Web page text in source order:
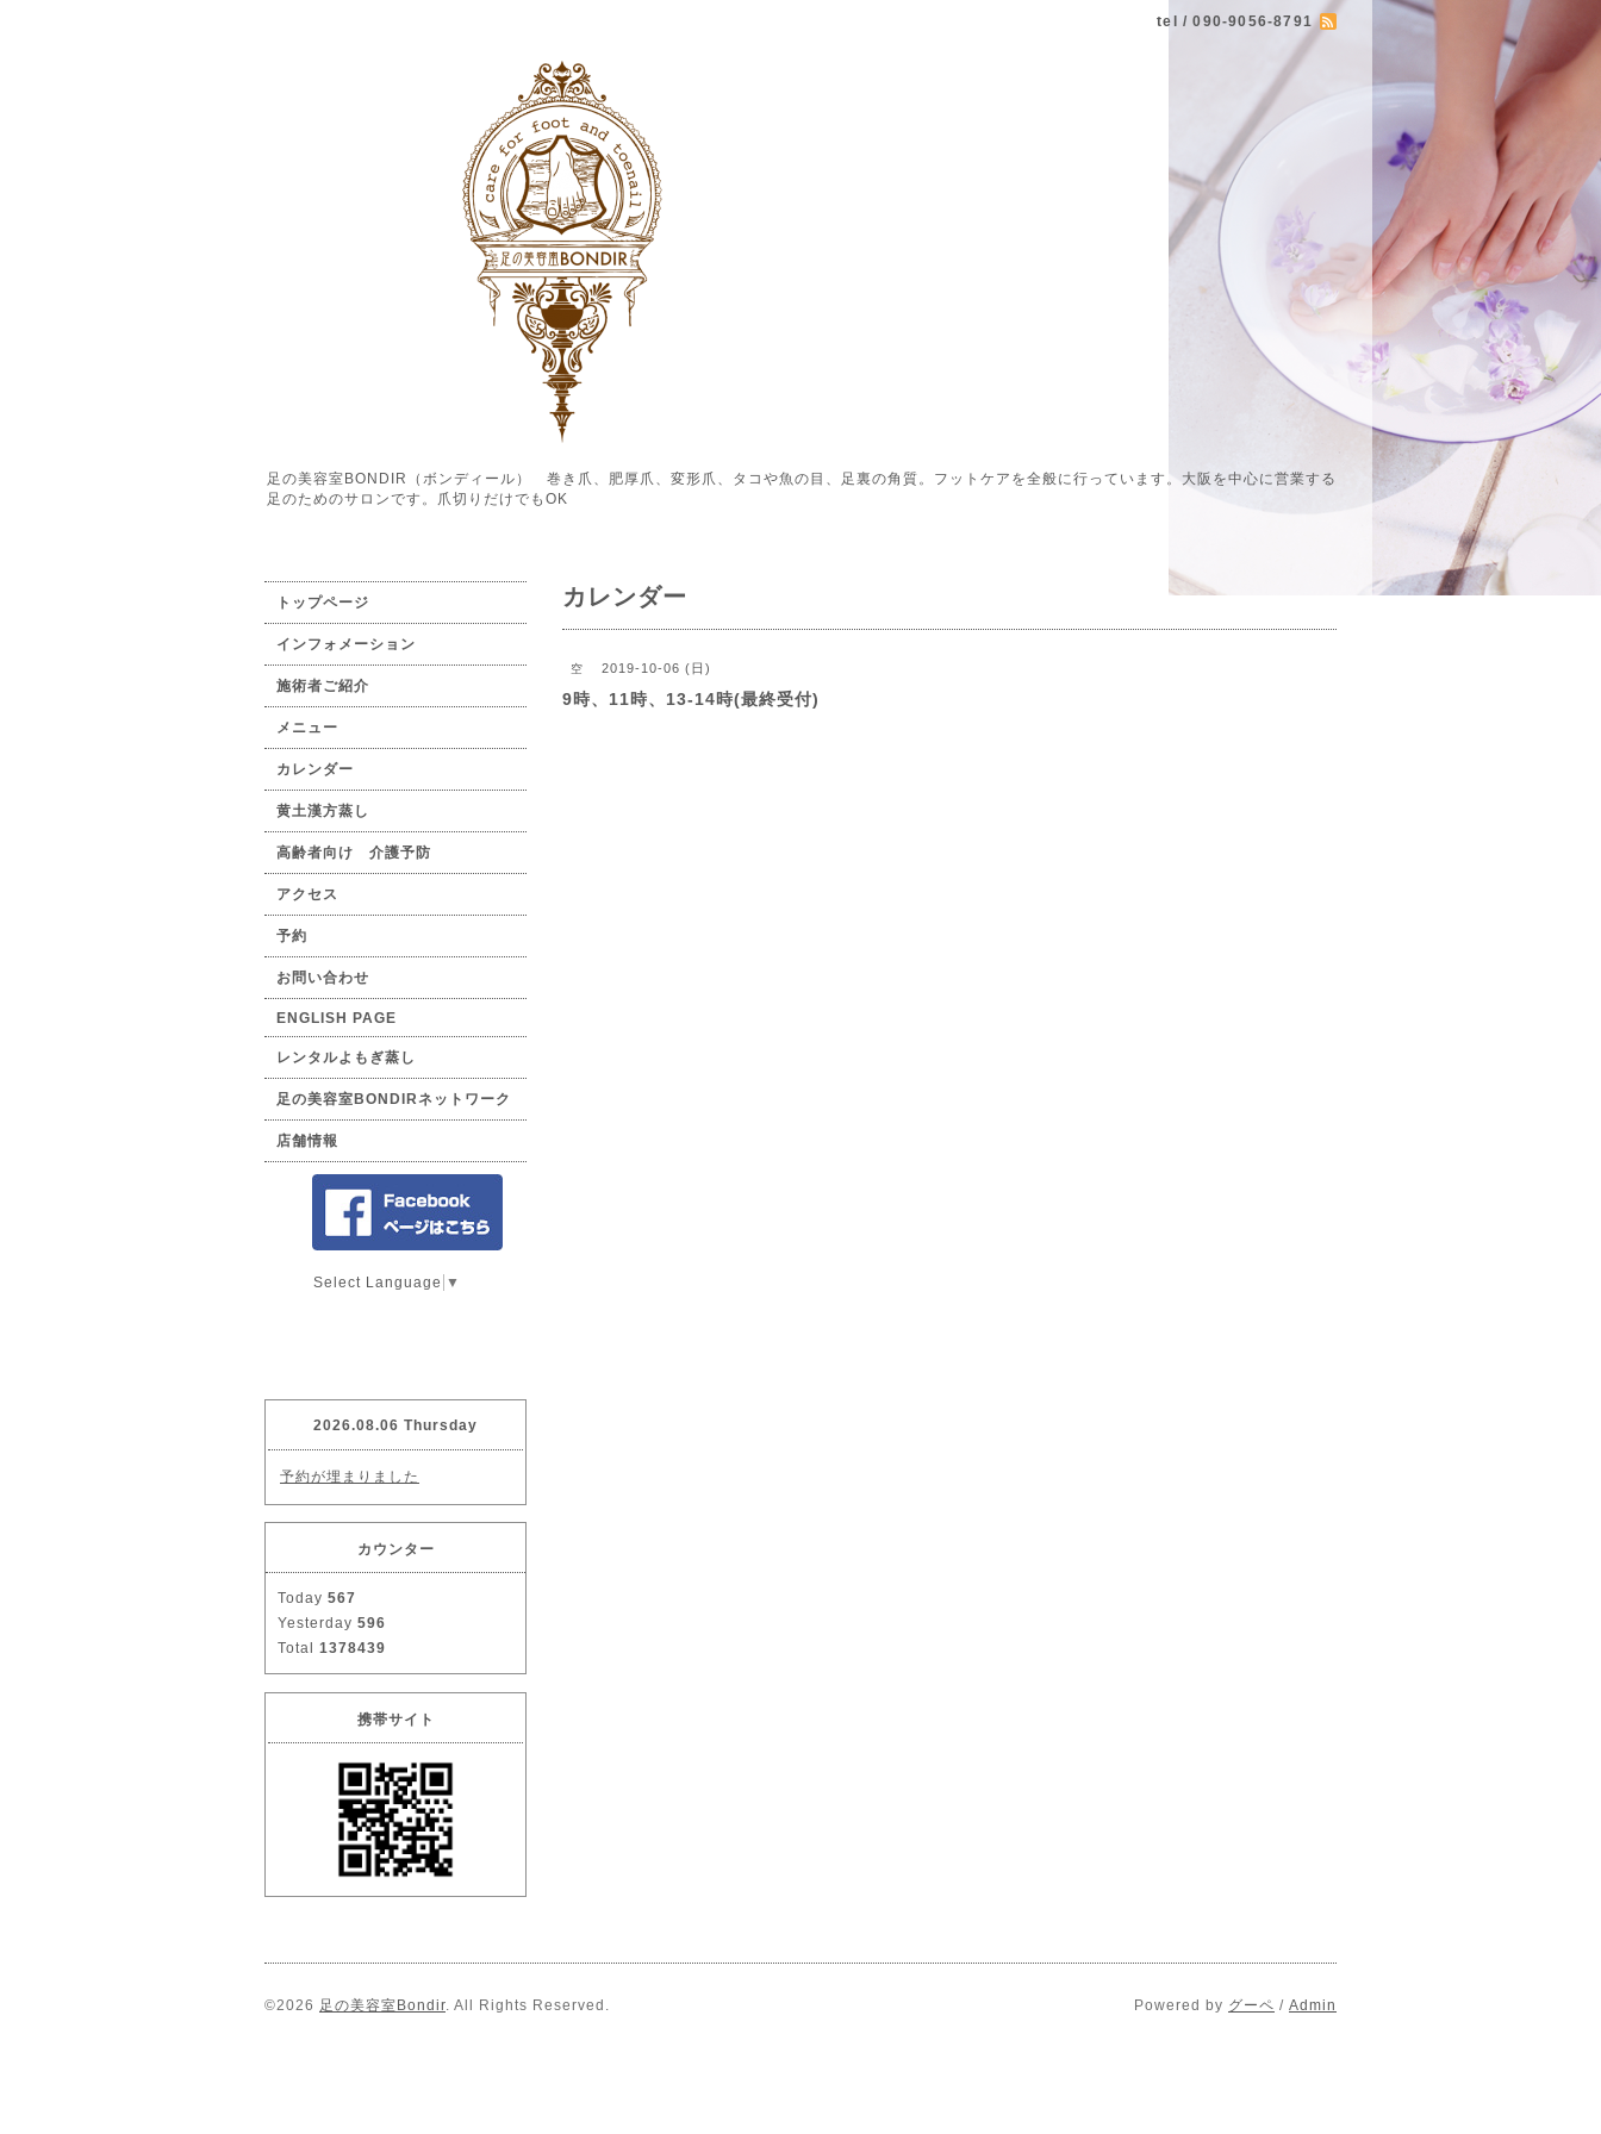
tel / 090-9056-8791
足の美容室BONDIR（ボンディール） 巻き爪、肥厚爪、変形爪、タコや魚の目、足裏の角質。フットケアを全般に行っています。大阪を中心に営業する
足のためのサロンです。爪切りだけでもOK
カレンダー
空 2019-10-06 (日)
9時、11時、13-14時(最終受付)
トップページ
インフォメーション
施術者ご紹介
メニュー
カレンダー
黄土漢方蒸し
高齢者向け 介護予防
アクセス
予約
お問い合わせ
ENGLISH PAGE
レンタルよもぎ蒸し
足の美容室BONDIRネットワーク
店舗情報
Select Language ▼
2026.08.06 Thursday
予約が埋まりました
カウンター
Today 567
Yesterday 596
Total 1378439
携帯サイト
©2026 足の美容室Bondir. All Rights Reserved. Powered by グーペ / Admin